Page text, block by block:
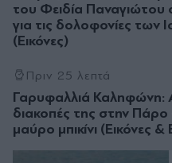
του Φειδία
για τις δολοφονίες των
(Εικόνες)
Πριν 25 λεπτά
Γαρυφαλλιά Καληφώνη:
διακοπές της στην
μαύρο μπικίνι (Εικόνες &